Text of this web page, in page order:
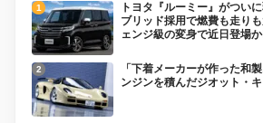
トヨタ『ルーミー』がつい
ブリッド採用で燃費も走り
ェンジ級の変身で近日登場
「下着メーカーが作った和
ンジンを積んだジオット・